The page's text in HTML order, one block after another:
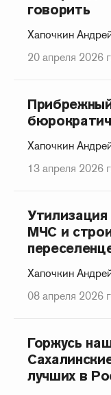
говорить
Хапочкин
20 апреля 2026
Хапочкин
13 апреля 2026
МЧС и
Хапочкин
08 апреля 2026
Горжусь
лучших в